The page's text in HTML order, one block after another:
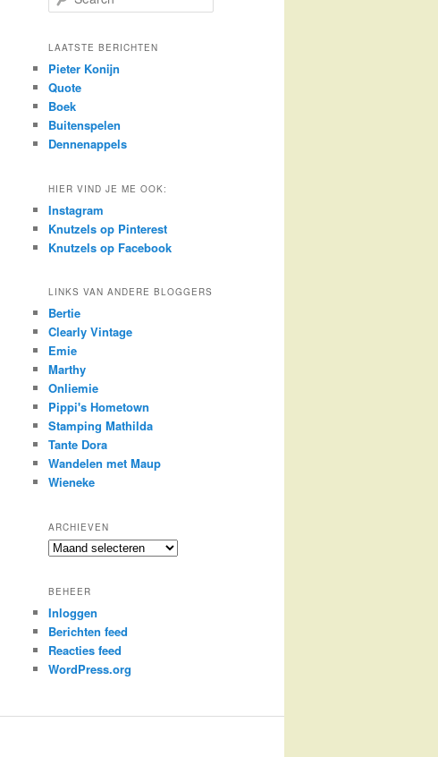
e
r
h
LAATSTE BERICHTEN
Pieter Konijn
Quote
Boek
Buitenspelen
Dennenappels
HIER VIND JE ME OOK:
Instagram
Knutzels op Pinterest
Knutzels op Facebook
LINKS VAN ANDERE BLOGGERS
Bertie
Clearly Vintage
Emie
Marthy
Onliemie
Pippi's Hometown
Stamping Mathilda
Tante Dora
Wandelen met Maup
Wieneke
ARCHIEVEN
Archieven
BEHEER
Inloggen
Berichten feed
Reacties feed
WordPress.org